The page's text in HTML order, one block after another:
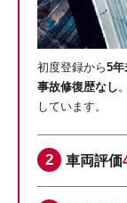
初度登録から5年
事故修復歴なし
しています。
車両評価